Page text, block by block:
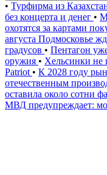
• Турфирма из
без концерта и денег •
охотятся за картами
августа Подмосковье
градусов • Пентагон
оружия • Хельсинки не
Patriot • К 2028 году
отечественным
оставила около сотни
МВД предупреждает: мо